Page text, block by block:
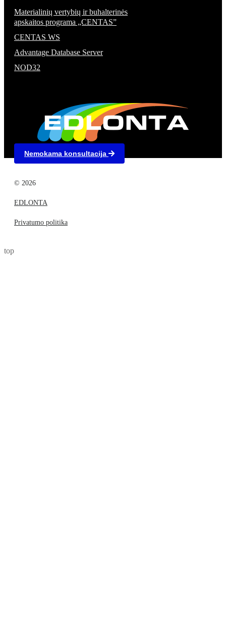
Materialinių vertybių ir buhalterinės
apskaitos programa „CENTAS”
CENTAS WS
Advantage Database Server
NOD32
Nemokama konsultacija
© 2026
EDLONTA
Privatumo politika
top